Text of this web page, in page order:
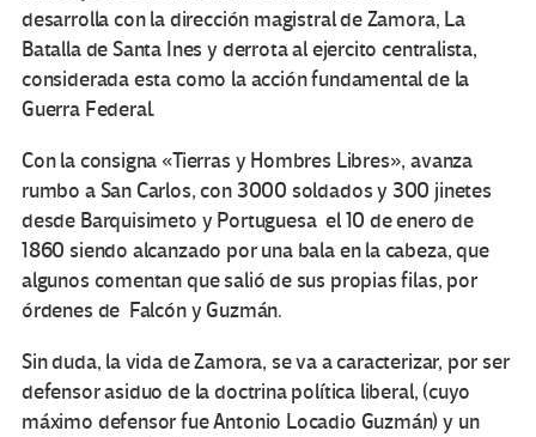
desarrolla con la dirección magistral de Zamora, La
Batalla de Santa Ines y derrota al ejercito centralista,
considerada esta como la acción fundamental de la
Guerra Federal.
Con la consigna «Tierras y Hombres Libres», avanza
rumbo a San Carlos, con 3000 soldados y 300 jinetes
desde Barquisimeto y Portuguesa el 10 de enero de
1860 siendo alcanzado por una bala en la cabeza, que
algunos comentan que salió de sus propias filas, por
órdenes de Falcón y Guzmán.
Sin duda, la vida de Zamora, se va a caracterizar, por ser
defensor asiduo de la doctrina política liberal, (cuyo
máximo defensor fue Antonio Locadio Guzmán) y un